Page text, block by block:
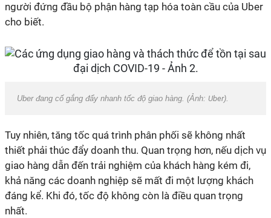
người đứng đầu bộ phận hàng tạp hóa toàn cầu của Uber
cho biết.
Uber đang cố gắng đẩy nhanh tốc độ giao hàng. (Ảnh: Uber).
Tuy nhiên, tăng tốc quá trình phân phối sẽ không nhất
thiết phải thúc đẩy doanh thu. Quan trọng hơn, nếu dịch vụ
giao hàng dẫn đến trải nghiệm của khách hàng kém đi,
khả năng các doanh nghiệp sẽ mất đi một lượng khách
đáng kể. Khi đó, tốc độ không còn là điều quan trọng
nhất.